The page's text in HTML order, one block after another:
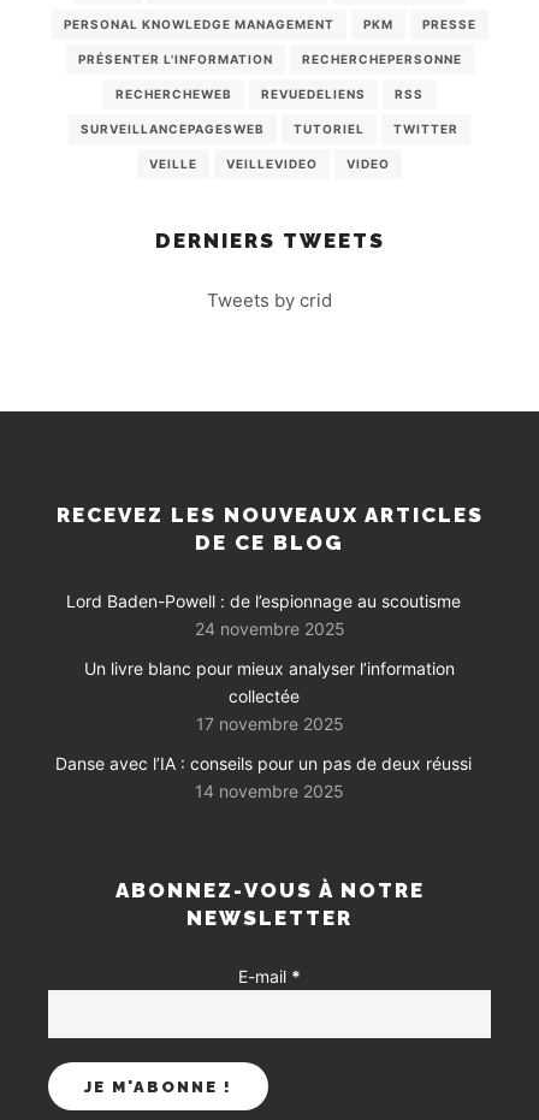
PERSONAL KNOWLEDGE MANAGEMENT PKM PRESSE
PRÉSENTER L'INFORMATION RECHERCHEPERSONNE
RECHERCHEWEB REVUEDELIENS RSS
SURVEILLANCEPAGESWEB TUTORIEL TWITTER
VEILLE VEILLEVIDEO VIDEO
DERNIERS TWEETS
Tweets by crid
RECEVEZ LES NOUVEAUX ARTICLES
DE CE BLOG
Lord Baden-Powell : de l’espionnage au scoutisme
24 novembre 2025
Un livre blanc pour mieux analyser l’information
collectée
17 novembre 2025
Danse avec l’IA : conseils pour un pas de deux réussi
14 novembre 2025
ABONNEZ-VOUS À NOTRE
NEWSLETTER
E-mail *